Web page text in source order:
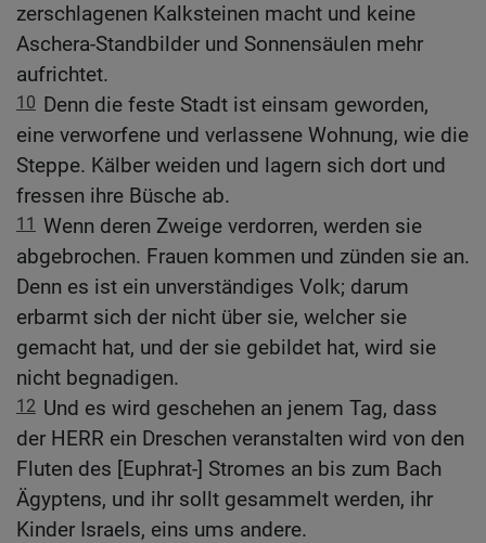
zerschlagenen Kalksteinen macht und keine
Aschera-Standbilder und Sonnensäulen mehr
aufrichtet.
10 Denn die feste Stadt ist einsam geworden,
eine verworfene und verlassene Wohnung, wie die
Steppe. Kälber weiden und lagern sich dort und
fressen ihre Büsche ab.
11 Wenn deren Zweige verdorren, werden sie
abgebrochen. Frauen kommen und zünden sie an.
Denn es ist ein unverständiges Volk; darum
erbarmt sich der nicht über sie, welcher sie
gemacht hat, und der sie gebildet hat, wird sie
nicht begnadigen.
12 Und es wird geschehen an jenem Tag, dass
der HERR ein Dreschen veranstalten wird von den
Fluten des [Euphrat-] Stromes an bis zum Bach
Ägyptens, und ihr sollt gesammelt werden, ihr
Kinder Israels, eins ums andere.